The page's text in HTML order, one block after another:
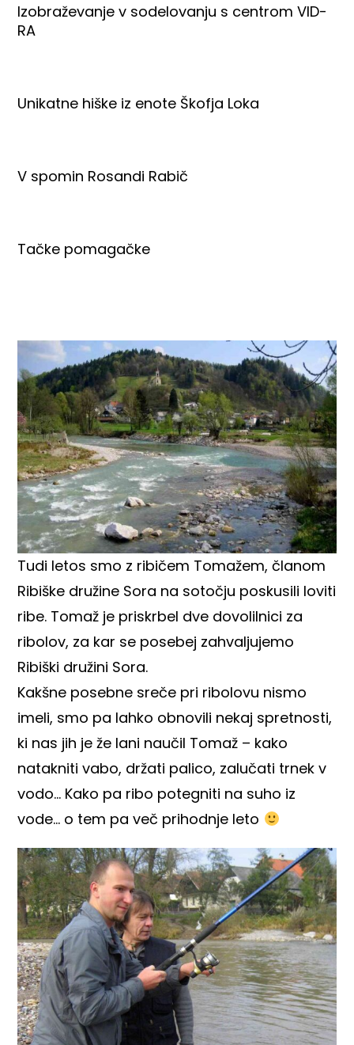
Izobraževanje v sodelovanju s centrom VID-
RA
Unikatne hiške iz enote Škofja Loka
V spomin Rosandi Rabič
Tačke pomagačke
Tudi letos smo z ribičem Tomažem, članom
Ribiške družine Sora na sotočju poskusili loviti
ribe. Tomaž je priskrbel dve dovolilnici za
ribolov, za kar se posebej zahvaljujemo
Ribiški družini Sora.
Kakšne posebne sreče pri ribolovu nismo
imeli, smo pa lahko obnovili nekaj spretnosti,
ki nas jih je že lani naučil Tomaž – kako
natakniti vabo, držati palico, zalučati trnek v
vodo… Kako pa ribo potegniti na suho iz
vode… o tem pa več prihodnje leto